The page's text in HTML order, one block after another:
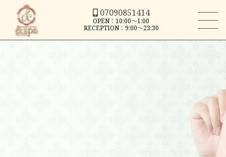
07090851414
OPEN：10:00～1:00
RECEPTION：9:00～23:30